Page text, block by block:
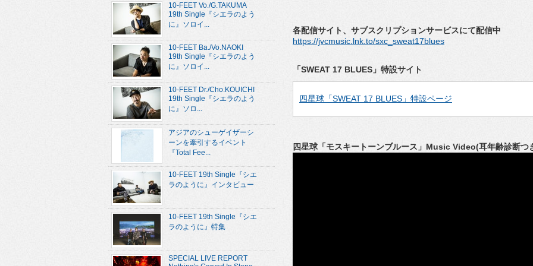
各配信サイト、サブスクリプションサービスにて配信中
https://jvcmusic.lnk.to/sxc_sweat17blues
「SWEAT 17 BLUES」特設サイト
四星球「SWEAT 17 BLUES」特設ページ
四星球「モスキートーンブルース」Music Video(耳年齢診断つ
10-FEET Vo./G.TAKUMA
19th Single『シエラのよう
に』ソロイ...
10-FEET Ba./Vo.NAOKI
19th Single『シエラのよう
に』ソロイ...
10-FEET Dr./Cho.KOUICHI
19th Single『シエラのよう
に』ソロ...
アジアのシューゲイザーシ
ーンを牽引するイベント
『Total Fee...
10-FEET 19th Single『シエ
ラのように』インタビュー
10-FEET 19th Single『シエ
ラのように』特集
SPECIAL LIVE REPORT